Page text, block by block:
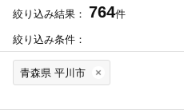
絞り込み結果： 764件
絞り込み条件：
青森県 平川市